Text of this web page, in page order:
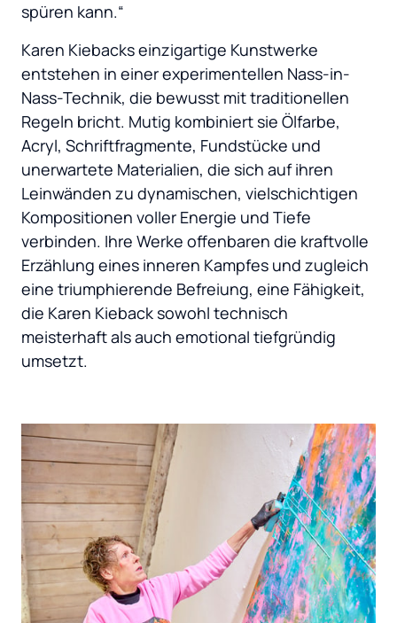
spüren kann.“
Karen Kiebacks einzigartige Kunstwerke
entstehen in einer experimentellen Nass-in-
Nass-Technik, die bewusst mit traditionellen
Regeln bricht. Mutig kombiniert sie Ölfarbe,
Acryl, Schriftfragmente, Fundstücke und
unerwartete Materialien, die sich auf ihren
Leinwänden zu dynamischen, vielschichtigen
Kompositionen voller Energie und Tiefe
verbinden. Ihre Werke offenbaren die kraftvolle
Erzählung eines inneren Kampfes und zugleich
eine triumphierende Befreiung, eine Fähigkeit,
die Karen Kieback sowohl technisch
meisterhaft als auch emotional tiefgründig
umsetzt.